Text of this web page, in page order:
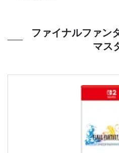
ファイナルファン
マス